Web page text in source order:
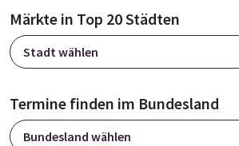
Märkte in Top 20 Städten
Stadt wählen
Termine finden im Bundesland
Bundesland wählen